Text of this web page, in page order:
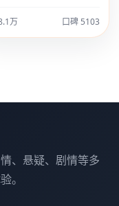
万 口碑 5103
、悬疑、剧情等多
。